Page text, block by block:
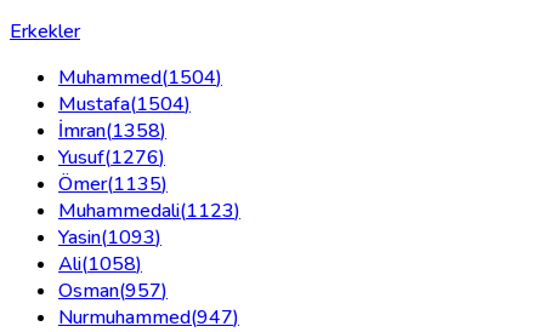
Erkekler
Muhammed(1504)
Mustafa(1504)
İmran(1358)
Yusuf(1276)
Ömer(1135)
Muhammedali(1123)
Yasin(1093)
Ali(1058)
Osman(957)
Nurmuhammed(947)